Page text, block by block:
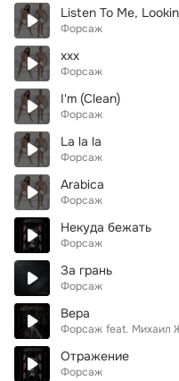
Форсаж
xxx
Форсаж
I'm (Clean)
Форсаж
La la la
Форсаж
Arabica
Форсаж
Некуда бежать
Форсаж
За грань
Форсаж
Вера
Форсаж feat. Михаил
Отражение
Форсаж